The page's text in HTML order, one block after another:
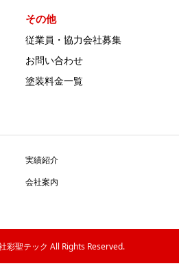
その他
従業員・協力会社募集
お問い合わせ
塗装料金一覧
実績紹介
会社案内
彩聖テック All Rights Reserved.